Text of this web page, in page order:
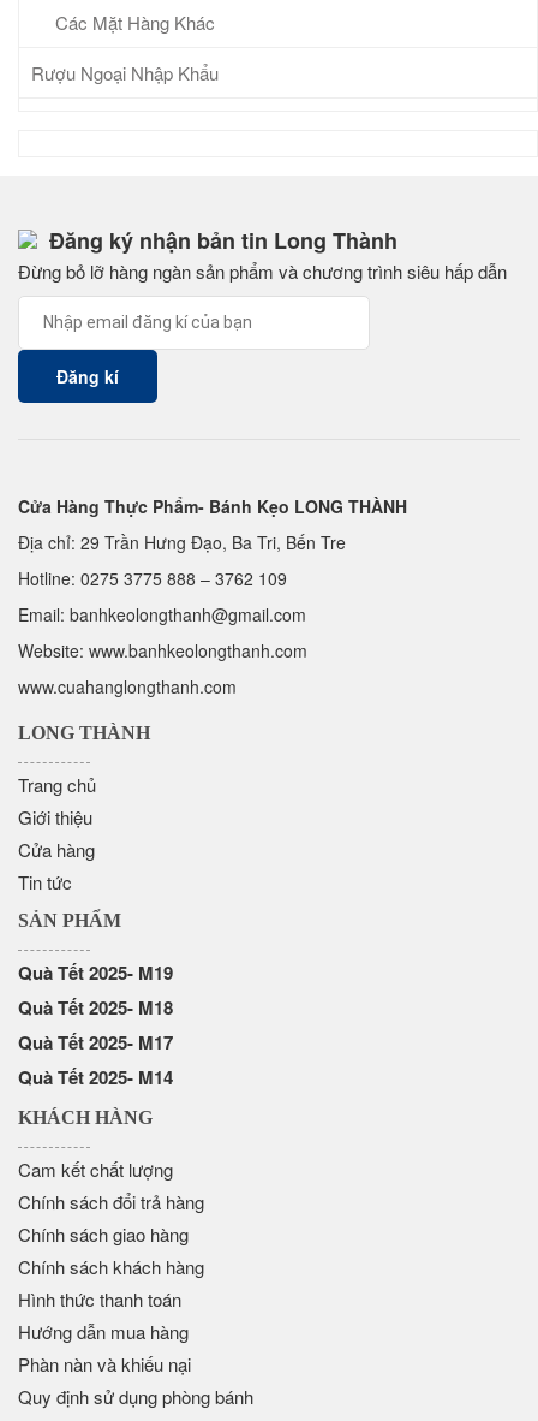
Các Mặt Hàng Khác
Rượu Ngoại Nhập Khẩu
Đăng ký nhận bản tin Long Thành
Đừng bỏ lỡ hàng ngàn sản phẩm và chương trình siêu hấp dẫn
Cửa Hàng Thực Phẩm- Bánh Kẹo LONG THÀNH
Địa chỉ: 29 Trần Hưng Đạo, Ba Tri, Bến Tre
Hotline: 0275 3775 888 – 3762 109
Email: banhkeolongthanh@gmail.com
Website: www.banhkeolongthanh.com
www.cuahanglongthanh.com
LONG THÀNH
Trang chủ
Giới thiệu
Cửa hàng
Tin tức
SẢN PHẨM
Quà Tết 2025- M19
Quà Tết 2025- M18
Quà Tết 2025- M17
Quà Tết 2025- M14
KHÁCH HÀNG
Cam kết chất lượng
Chính sách đổi trả hàng
Chính sách giao hàng
Chính sách khách hàng
Hình thức thanh toán
Hướng dẫn mua hàng
Phàn nàn và khiếu nại
Quy định sử dụng phòng bánh